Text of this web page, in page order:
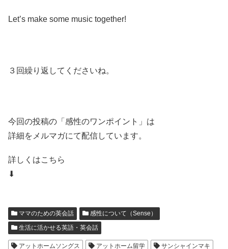
Let’s make some music together!
３回繰り返してくださいね。
今回の投稿の「感性のワンポイント」は
詳細をメルマガにて配信しています。
詳しくはこちら
⬇
ママのための英会話
感性について（Sense）
生活に活かせる英語・英会話
アットホームソングス アットホーム留学
サンシャインマキ